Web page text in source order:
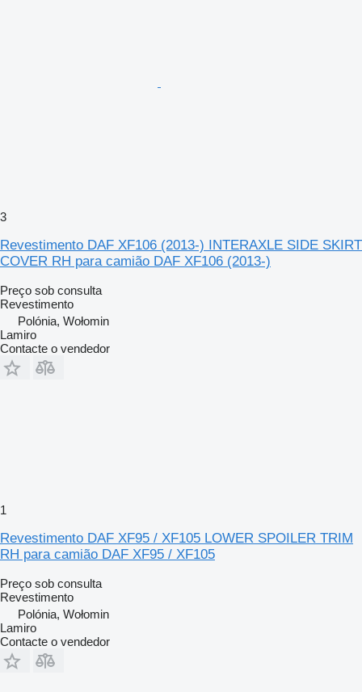
3
Revestimento DAF XF106 (2013-) INTERAXLE SIDE SKIRT
COVER RH para camião DAF XF106 (2013-)
Preço sob consulta
Revestimento
Polónia, Wołomin
Lamiro
Contacte o vendedor
1
Revestimento DAF XF95 / XF105 LOWER SPOILER TRIM
RH para camião DAF XF95 / XF105
Preço sob consulta
Revestimento
Polónia, Wołomin
Lamiro
Contacte o vendedor